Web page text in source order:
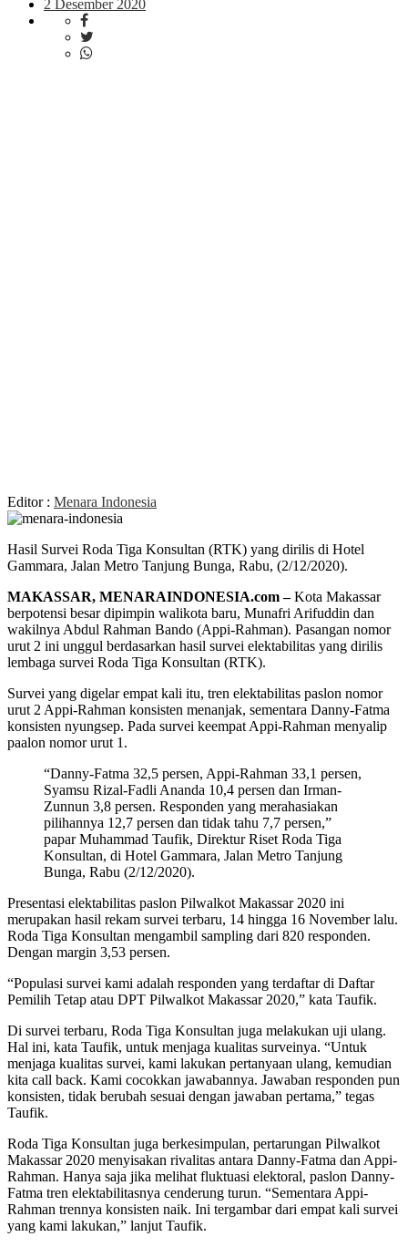
2 Desember 2020
Editor : Menara Indonesia
Hasil Survei Roda Tiga Konsultan (RTK) yang dirilis di Hotel
Gammara, Jalan Metro Tanjung Bunga, Rabu, (2/12/2020).
MAKASSAR, MENARAINDONESIA.com –Kota Makassar
berpotensi besar dipimpin walikota baru, Munafri Arifuddin dan
wakilnya Abdul Rahman Bando (Appi-Rahman). Pasangan nomor
urut 2 ini unggul berdasarkan hasil survei elektabilitas yang dirilis
lembaga survei Roda Tiga Konsultan (RTK).
Survei yang digelar empat kali itu, tren elektabilitas paslon nomor
urut 2 Appi-Rahman konsisten menanjak, sementara Danny-Fatma
konsisten nyungsep. Pada survei keempat Appi-Rahman menyalip
paalon nomor urut 1.
“Danny-Fatma 32,5 persen, Appi-Rahman 33,1 persen,
Syamsu Rizal-Fadli Ananda 10,4 persen dan Irman-
Zunnun 3,8 persen. Responden yang merahasiakan
pilihannya 12,7 persen dan tidak tahu 7,7 persen,”
papar Muhammad Taufik, Direktur Riset Roda Tiga
Konsultan, di Hotel Gammara, Jalan Metro Tanjung
Bunga, Rabu (2/12/2020).
Presentasi elektabilitas paslon Pilwalkot Makassar 2020 ini
merupakan hasil rekam survei terbaru, 14 hingga 16 November lalu.
Roda Tiga Konsultan mengambil sampling dari 820 responden.
Dengan margin 3,53 persen.
“Populasi survei kami adalah responden yang terdaftar di Daftar
Pemilih Tetap atau DPT Pilwalkot Makassar 2020,” kata Taufik.
Di survei terbaru, Roda Tiga Konsultan juga melakukan uji ulang.
Hal ini, kata Taufik, untuk menjaga kualitas surveinya. “Untuk
menjaga kualitas survei, kami lakukan pertanyaan ulang, kemudian
kita call back. Kami cocokkan jawabannya. Jawaban responden pun
konsisten, tidak berubah sesuai dengan jawaban pertama,” tegas
Taufik.
Roda Tiga Konsultan juga berkesimpulan, pertarungan Pilwalkot
Makassar 2020 menyisakan rivalitas antara Danny-Fatma dan Appi-
Rahman. Hanya saja jika melihat fluktuasi elektoral, paslon Danny-
Fatma tren elektabilitasnya cenderung turun. “Sementara Appi-
Rahman trennya konsisten naik. Ini tergambar dari empat kali survei
yang kami lakukan,” lanjut Taufik.